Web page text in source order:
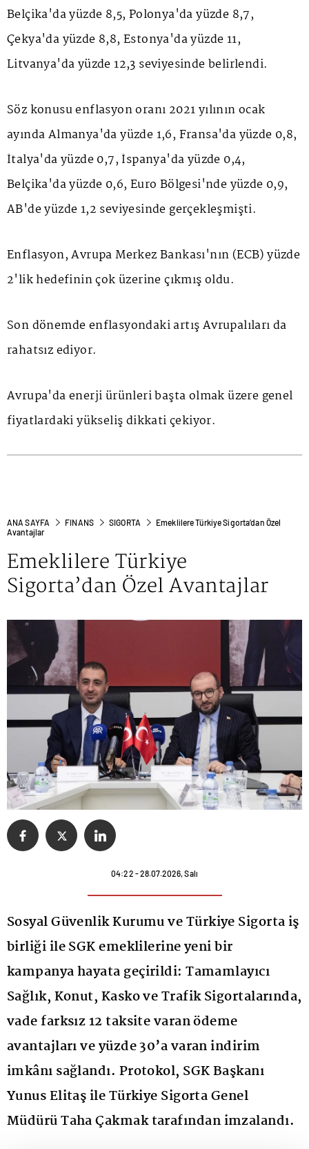
Belçika'da yüzde 8,5, Polonya'da yüzde 8,7,
Çekya'da yüzde 8,8, Estonya'da yüzde 11,
Litvanya'da yüzde 12,3 seviyesinde belirlendi.
Söz konusu enflasyon oranı 2021 yılının ocak
ayında Almanya'da yüzde 1,6, Fransa'da yüzde 0,8,
İtalya'da yüzde 0,7, İspanya'da yüzde 0,4,
Belçika'da yüzde 0,6, Euro Bölgesi'nde yüzde 0,9,
AB'de yüzde 1,2 seviyesinde gerçekleşmişti.
Enflasyon, Avrupa Merkez Bankası'nın (ECB) yüzde
2'lik hedefinin çok üzerine çıkmış oldu.
Son dönemde enflasyondaki artış Avrupalıları da
rahatsız ediyor.
Avrupa'da enerji ürünleri başta olmak üzere genel
fiyatlardaki yükseliş dikkati çekiyor.
ANA SAYFA FINANS SIGORTA
Emeklilere Türkiye Sigorta’dan Özel
Avantajlar
Emeklilere Türkiye
Sigorta’dan Özel Avantajlar
04:22 - 28.07.2026, Salı
Sosyal Güvenlik Kurumu ve Türkiye Sigorta iş
birliği ile SGK emeklilerine yeni bir
kampanya hayata geçirildi: Tamamlayıcı
Sağlık, Konut, Kasko ve Trafik Sigortalarında,
vade farksız 12 taksite varan ödeme
avantajları ve yüzde 30’a varan indirim
imkânı sağlandı. Protokol, SGK Başkanı
Yunus Elitaş ile Türkiye Sigorta Genel
Müdürü Taha Çakmak tarafından imzalandı.